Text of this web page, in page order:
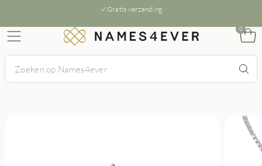
Gratis verzending
0